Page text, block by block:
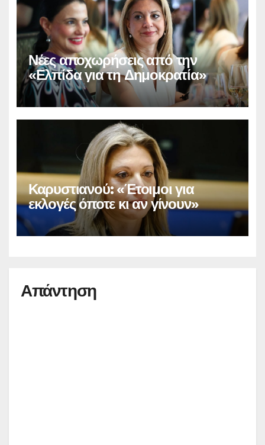
Νέες αποχωρήσεις από την
«Ελπίδα για τη Δημοκρατία»
Καρυστιανού: «Έτοιμοι για
εκλογές όποτε κι αν γίνουν»
Απάντηση